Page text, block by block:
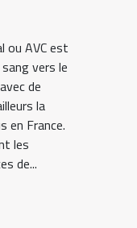
ou AVC est
vers le
de
la
en France.
les
de...